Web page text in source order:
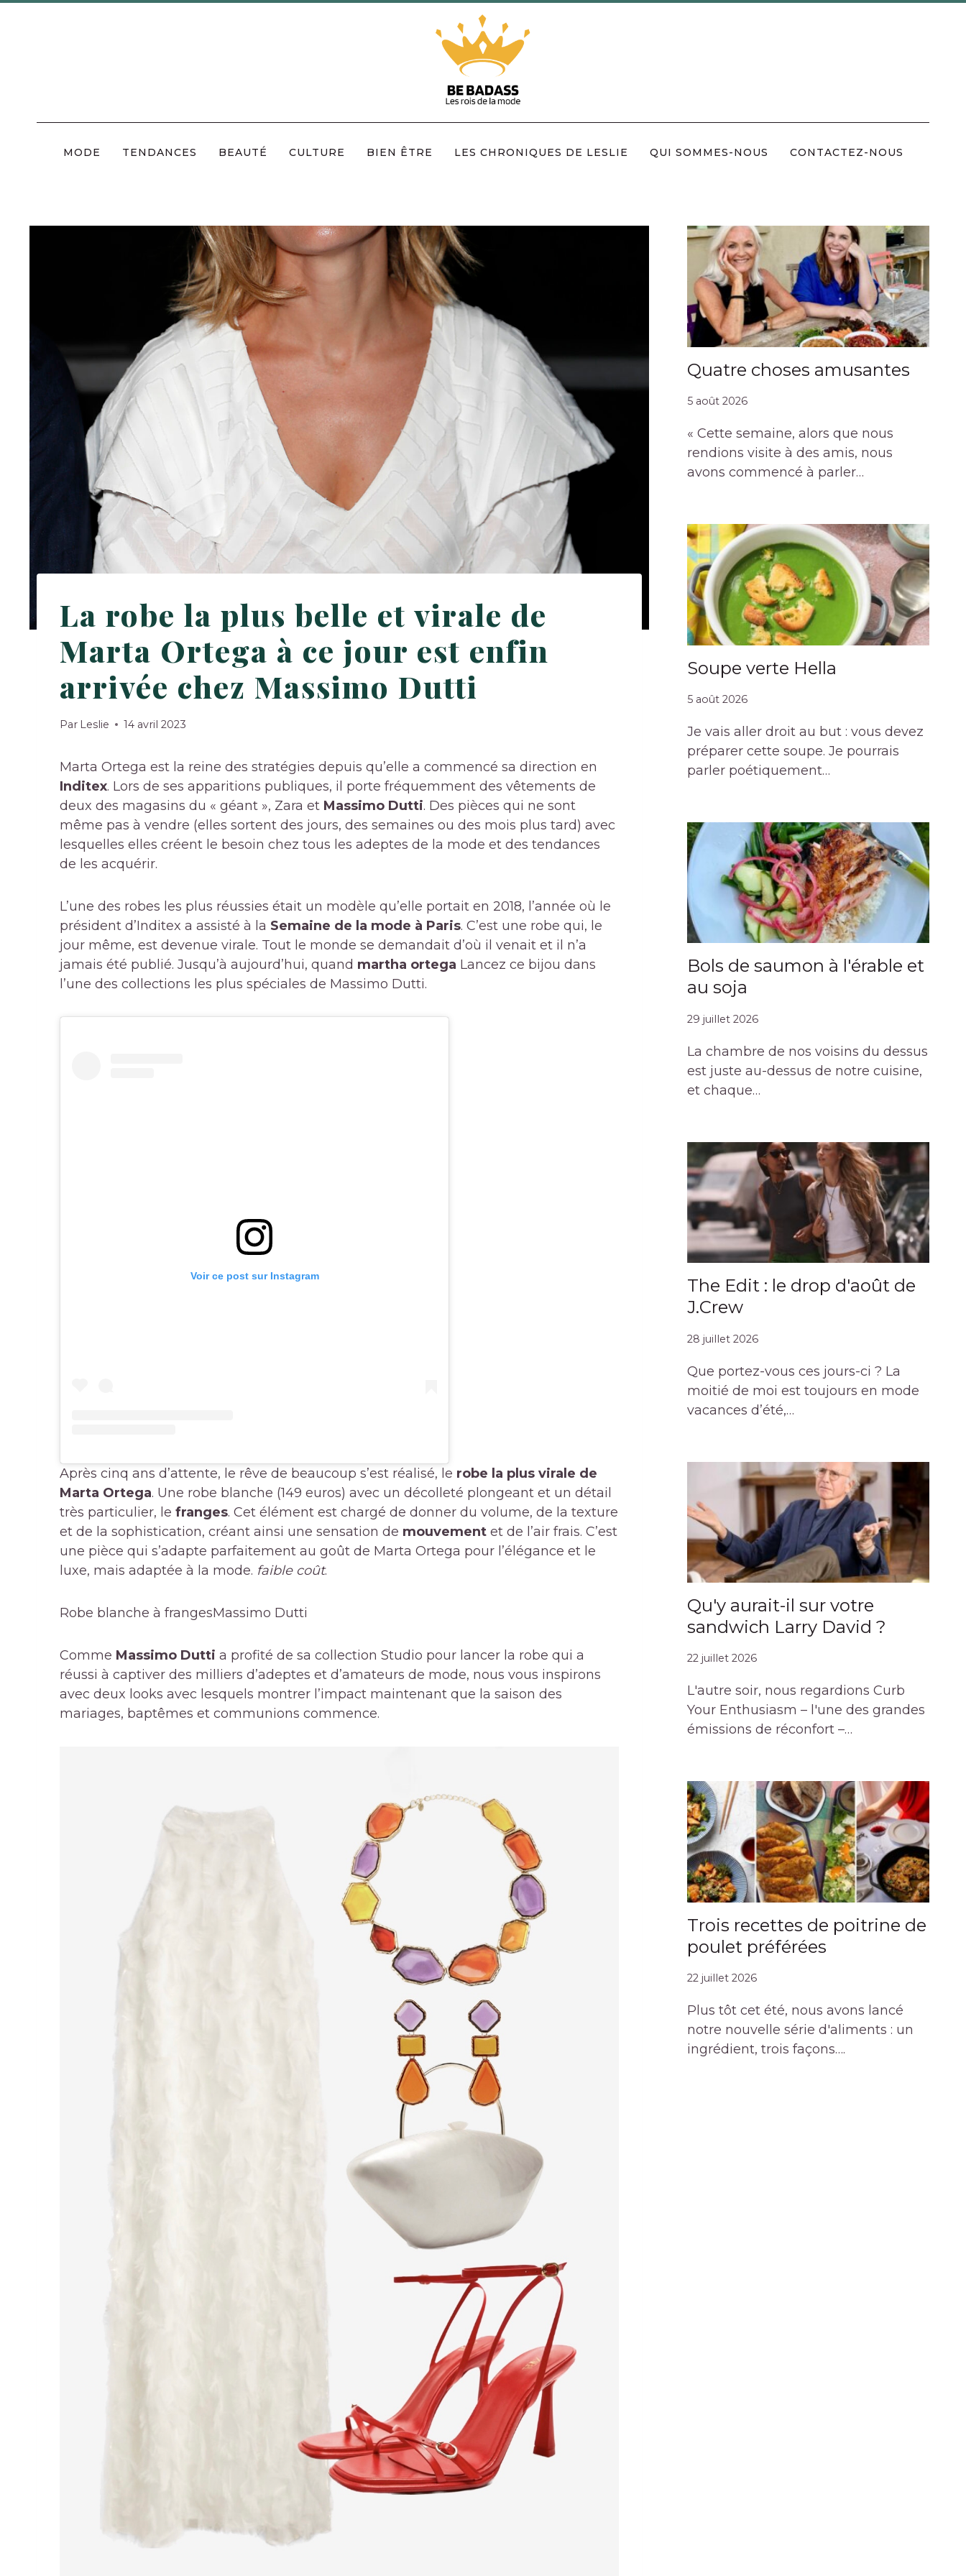
MODE TENDANCES BEAUTÉ CULTURE BIEN ÊTRE LES CHRONIQUES DE LESLIE QUI SOMMES-NOUS CONTACTEZ-NOUS
La robe la plus belle et virale de
Marta Ortega à ce jour est enfin
arrivée chez Massimo Dutti
Par Leslie 14 avril 2023
Marta Ortega est la reine des stratégies depuis qu’elle a commencé sa direction en
Inditex. Lors de ses apparitions publiques, il porte fréquemment des vêtements de
deux des magasins du « géant », Zara et Massimo Dutti. Des pièces qui ne sont
même pas à vendre (elles sortent des jours, des semaines ou des mois plus tard) avec
lesquelles elles créent le besoin chez tous les adeptes de la mode et des tendances
de les acquérir.
L’une des robes les plus réussies était un modèle qu’elle portait en 2018, l’année où le
président d’Inditex a assisté à la Semaine de la mode à Paris. C’est une robe qui, le
jour même, est devenue virale. Tout le monde se demandait d’où il venait et il n’a
jamais été publié. Jusqu’à aujourd’hui, quand martha ortega Lancez ce bijou dans
l’une des collections les plus spéciales de Massimo Dutti.
Voir ce post sur Instagram
Après cinq ans d’attente, le rêve de beaucoup s’est réalisé, le robe la plus virale de
Marta Ortega. Une robe blanche (149 euros) avec un décolleté plongeant et un détail
très particulier, le franges. Cet élément est chargé de donner du volume, de la texture
et de la sophistication, créant ainsi une sensation de mouvement et de l’air frais. C’est
une pièce qui s’adapte parfaitement au goût de Marta Ortega pour l’élégance et le
luxe, mais adaptée à la mode. faible coût.
Robe blanche à frangesMassimo Dutti
Comme Massimo Dutti a profité de sa collection Studio pour lancer la robe qui a
réussi à captiver des milliers d’adeptes et d’amateurs de mode, nous vous inspirons
avec deux looks avec lesquels montrer l’impact maintenant que la saison des
mariages, baptêmes et communions commence.
Quatre choses amusantes
5 août 2026
« Cette semaine, alors que nous
rendions visite à des amis, nous
avons commencé à parler…
Soupe verte Hella
5 août 2026
Je vais aller droit au but : vous devez
préparer cette soupe. Je pourrais
parler poétiquement…
Bols de saumon à l'érable et
au soja
29 juillet 2026
La chambre de nos voisins du dessus
est juste au-dessus de notre cuisine,
et chaque…
The Edit : le drop d'août de
J.Crew
28 juillet 2026
Que portez-vous ces jours-ci ? La
moitié de moi est toujours en mode
vacances d’été,…
Qu'y aurait-il sur votre
sandwich Larry David ?
22 juillet 2026
L'autre soir, nous regardions Curb
Your Enthusiasm – l'une des grandes
émissions de réconfort –…
Trois recettes de poitrine de
poulet préférées
22 juillet 2026
Plus tôt cet été, nous avons lancé
notre nouvelle série d'aliments : un
ingrédient, trois façons….